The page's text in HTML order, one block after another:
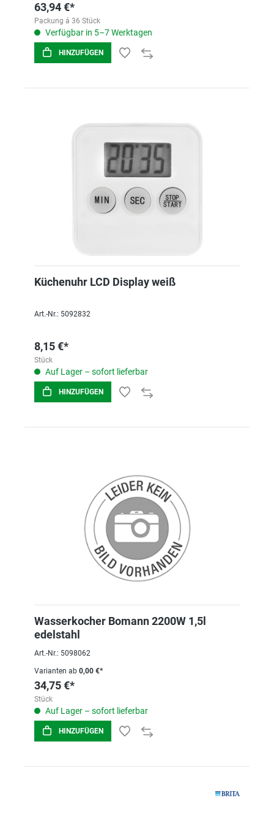
63,94 €*
Packung á 36 Stück
Verfügbar in 5–7 Werktagen
HINZUFÜGEN
Küchenuhr LCD Display weiß
Art.-Nr.: 5092832
8,15 €*
Stück
Auf Lager – sofort lieferbar
HINZUFÜGEN
Wasserkocher Bomann 2200W 1,5l
edelstahl
Art.-Nr.: 5098062
Varianten ab 0,00 €*
34,75 €*
Stück
Auf Lager – sofort lieferbar
HINZUFÜGEN